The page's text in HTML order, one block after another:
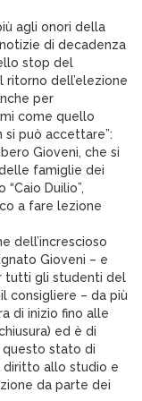
agli onori della
di decadenza
stop del
ritorno dell’elezione
per
come quello
può accettare”:
Gioveni, che si
famiglie dei
Duilio”,
a fare lezione
dell’increscioso
Gioveni – e
tutti gli studenti del
consigliere – da più
di inizio fino alle
ed è di
stato di
allo studio e
da parte dei